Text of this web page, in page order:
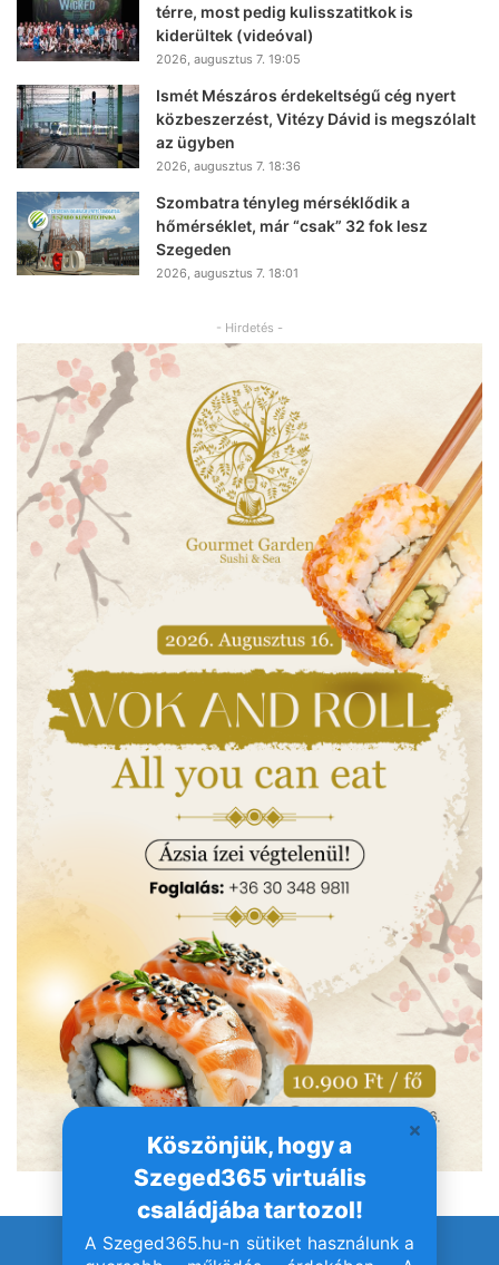
Köszönjük, hogy a
Szeged365 virtuális
családjába tartozol!
A Szeged365.hu-n sütiket használunk a
térre, most pedig kulisszatitkok is
kiderültek (videóval)
2026, augusztus 7. 19:05
Ismét Mészáros érdekeltségű cég nyert
közbeszerzést, Vitézy Dávid is megszólalt
az ügyben
2026, augusztus 7. 18:36
Szombatra tényleg mérséklődik a
hőmérséklet, már “csak” 32 fok lesz
Szegeden
2026, augusztus 7. 18:01
- Hirdetés -
© Szeged365.hu I Minden jog fenntartva!